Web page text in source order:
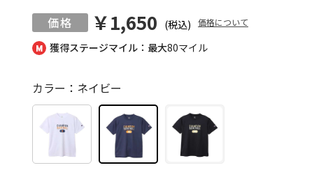
獲得ステージマイル：最大80マイル
￥1,650 (税込) 価格について
カラー：ネイビー